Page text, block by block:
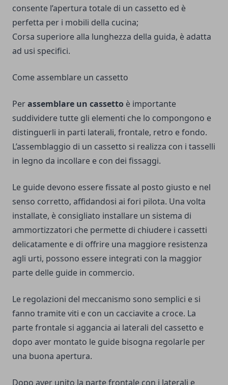
consente l’apertura totale di un cassetto ed è
perfetta per i mobili della cucina;
Corsa superiore alla lunghezza della guida, è adatta
ad usi specifici.
Come assemblare un cassetto
Perassemblare un cassetto è importante
suddividere tutte gli elementi che lo compongono e
distinguerli in parti laterali, frontale, retro e fondo.
L’assemblaggio di un cassetto si realizza con i tasselli
in legno da incollare e con dei fissaggi.
Le guide devono essere fissate al posto giusto e nel
senso corretto, affidandosi ai fori pilota. Una volta
installate, è consigliato installare un sistema di
ammortizzatori che permette di chiudere i cassetti
delicatamente e di offrire una maggiore resistenza
agli urti, possono essere integrati con la maggior
parte delle guide in commercio.
Le regolazioni del meccanismo sono semplici e si
fanno tramite viti e con un cacciavite a croce. La
parte frontale si aggancia ai laterali del cassetto e
dopo aver montato le guide bisogna regolarle per
una buona apertura.
Dopo aver unito la parte frontale con i laterali e